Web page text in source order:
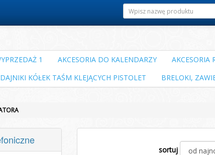
1 AKCESORIA DO KALENDARZY AKCESORIA
KÓŁEK TAŚM KLEJĄCYCH PISTOLET
BRELOKI,
sortuj